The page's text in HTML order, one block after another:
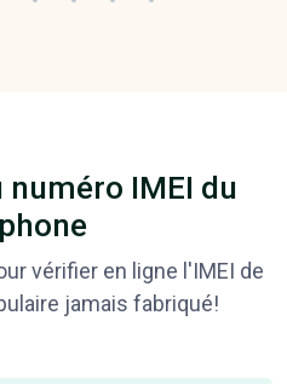
IMEI du
vérifier en ligne l'IMEI de
jamais fabriqué!